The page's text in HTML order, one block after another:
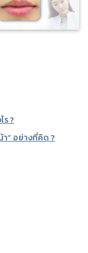
ร ?
า” อย่างที่คิด ?